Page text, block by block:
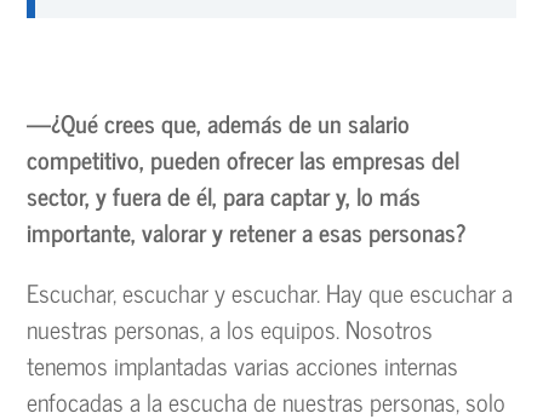
—¿Qué crees que, además de un salario
competitivo, pueden ofrecer las empresas del
sector, y fuera de él, para captar y, lo más
importante, valorar y retener a esas personas?
Escuchar, escuchar y escuchar. Hay que escuchar a
nuestras personas, a los equipos. Nosotros
tenemos implantadas varias acciones internas
enfocadas a la escucha de nuestras personas, solo